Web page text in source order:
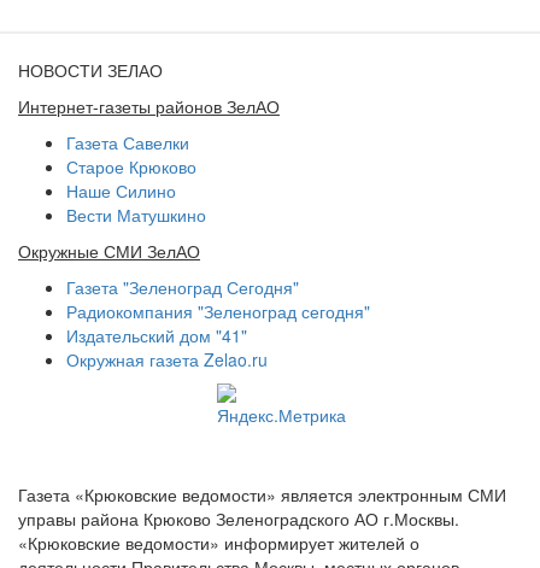
НОВОСТИ ЗЕЛАО
Интернет-газеты районов ЗелАО
Газета Савелки
Старое Крюково
Наше Силино
Вести Матушкино
Окружные СМИ ЗелАО
Газета "Зеленоград Сегодня"
Радиокомпания "Зеленоград сегодня"
Издательский дом "41"
Окружная газета Zelao.ru
Газета «Крюковские ведомости» является электронным СМИ
управы района Крюково Зеленоградского АО г.Москвы.
«Крюковские ведомости» информирует жителей о